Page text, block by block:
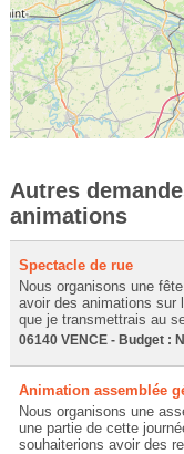
Autres
animations
Spectacle de rue
Nous organisons une
avoir des animations sur
que je transmettrais au
06140 VENCE - Budget :
Animation assemblée
Nous organisons une
une partie de cette
souhaiterions avoir des